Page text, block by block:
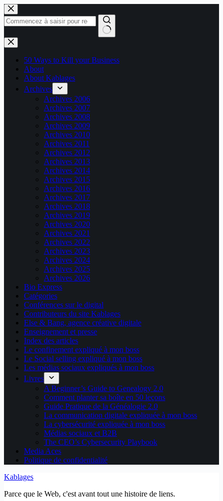
Passer
au
contenu
Aucun
résultat
50 Ways to Kill your Business
About
About Kablages
Archives
Archives 2006
Archives 2007
Archives 2008
Archives 2009
Archives 2010
Archives 2011
Archives 2012
Archives 2013
Archives 2014
Archives 2015
Archives 2016
Archives 2017
Archives 2018
Archives 2019
Archives 2020
Archives 2021
Archives 2022
Archives 2023
Archives 2024
Archives 2025
Archives 2026
Bio Express
Catégories
Conférences sur le digital
Contributeurs du site Kablages
Else & Bang, agence créative digitale
Enseignement et presse
Index des articles
Le confinement expliqué à mon boss
Le Social selling expliqué à mon boss
Les médias sociaux expliqués à mon boss
Livres
A Beginner’s Guide to Genealogy 2.0
Comment planter sa boîte en 50 leçons
Guide Pratique de la Généalogie 2.0
La communication digitale expliquée à mon boss
La cybersécurité expliquée à mon boss
Médias sociaux et B2B
The CEO’s Cybersecurity Playbook
Media Aces
Politique de confidentialité
Kablages
Parce que le Web, c'est avant tout une histoire de liens.